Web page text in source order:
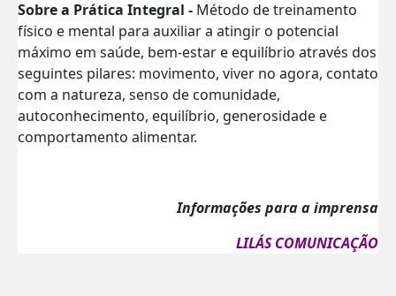
Sobre a Prática Integral - Método de treinamento
físico e mental para auxiliar a atingir o potencial
máximo em saúde, bem-estar e equilíbrio através dos
seguintes pilares: movimento, viver no agora, contato
com a natureza, senso de comunidade,
autoconhecimento, equilíbrio, generosidade e
comportamento alimentar.
Informações para a imprensa
LILÁS COMUNICAÇÃO